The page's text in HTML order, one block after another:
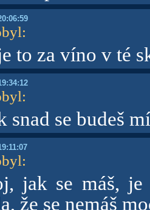
:
to za víno v té
:
snad se budeš
:
jak se máš,
že se nemáš